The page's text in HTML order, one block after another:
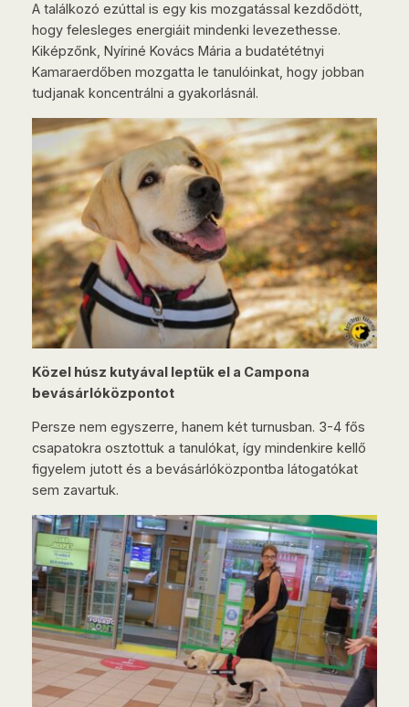
A találkozó ezúttal is egy kis mozgatással kezdődött,
hogy felesleges energiáit mindenki levezethesse.
Kiképzőnk, Nyíriné Kovács Mária a budatététnyi
Kamaraerdőben mozgatta le tanulóinkat, hogy jobban
tudjanak koncentrálni a gyakorlásnál.
Közel húsz kutyával leptük el a Campona
bevásárlóközpontot
Persze nem egyszerre, hanem két turnusban. 3-4 fős
csapatokra osztottuk a tanulókat, így mindenkire kellő
figyelem jutott és a bevásárlóközpontba látogatókat
sem zavartuk.